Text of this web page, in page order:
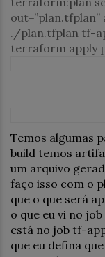
out=”plan.tfplan”
./plan.tfplan tf-
terraform apply
Temos algumas
build temos
um arquivo
faço isso com o
que o que será
o que eu vi no
está no job tf-
que eu defina